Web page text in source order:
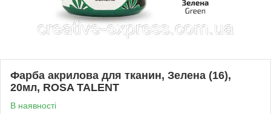
Фарба акрилова для тканин, Зелена (16),
20мл, ROSA TALENT
В наявності